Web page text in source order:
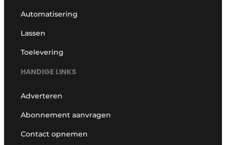
Automatisering
Lassen
Toelevering
HANDIGE LINKS
Adverteren
Abonnement aanvragen
Contact opnemen